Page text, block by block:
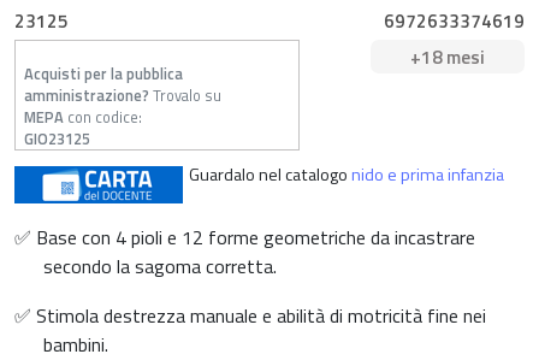
23125
6972633374619
Acquisti per la pubblica
amministrazione? Trovalo su
MEPA con codice:
GIO23125
+18 mesi
Guardalo nel catalogonido e prima infanzia
✅ Base con 4 pioli e 12 forme geometriche da incastrare
secondo la sagoma corretta.
✅ Stimola destrezza manuale e abilità di motricità fine nei
bambini.